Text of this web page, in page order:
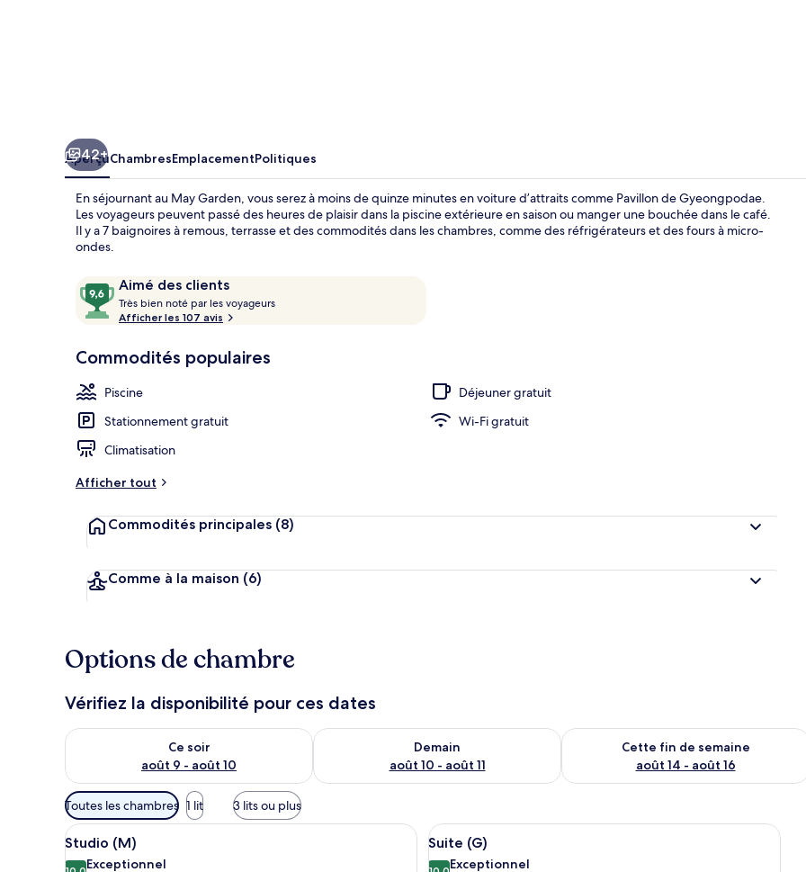
42+
AperçuChambresEmplacementPolitiques
En séjournant au May Garden, vous serez à moins de quinze minutes en voiture d’attraits comme Pavillon de Gyeongpodae.
Les voyageurs peuvent passé des heures de plaisir dans la piscine extérieure en saison ou manger une bouchée dans le café.
Il y a 7 baignoires à remous, terrasse et des commodités dans les chambres, comme des réfrigérateurs et des fours à micro-
ondes.
Avis Aimé des clients
9,6
sur
10,
des
Très bien noté par les voyageurs
é
y
r
s
Afficher les 107 avis
Commodités populaires
Piscine
Déjeuner gratuit
Stationnement gratuit
Wi-Fi gratuit
Climatisation
Afficher tout
Commodités principales (8)
Comme à la maison (6)
Options de chambre
Vérifiez la disponibilité pour ces dates
Ce soir
août 9 - août 10
Vérifier la disponibilité pour ce soir août 9 - août 10
Demain
août 10 - août 11
Vérifier la disponibilité pour demain août 10 - août 11
Cette fin de semaine
août 14 - août 16
Vérifier la disponibilité pour cette fin
Filtres
disponibles
pour
les
Toutes les chambres 1 lit 3 lits ou plus
Afficher
toutes
Une cuisine moderne dotée d’un îlot central, un coin repas avec un canapé et des chaises, et un espace de
6
Studio (M)
Exceptionnel
Afficher
toutes
Un salon moderne avec un canapé,
10
Suite (G)
Exceptionnel